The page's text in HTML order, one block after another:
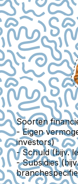
Soorten
- Eigen
investors)
- Schuld (bijv.
- Subsidies